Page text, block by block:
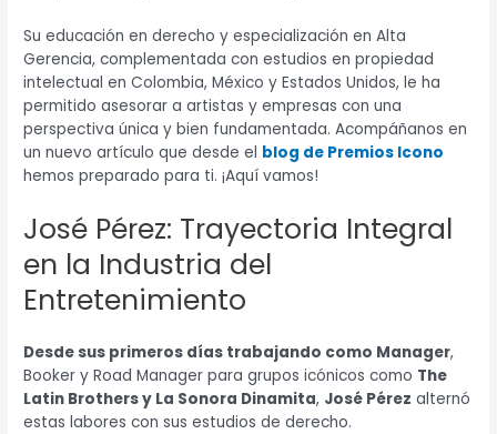
Su educación en derecho y especialización en Alta
Gerencia, complementada con estudios en propiedad
intelectual en Colombia, México y Estados Unidos, le ha
permitido asesorar a artistas y empresas con una
perspectiva única y bien fundamentada. Acompáñanos en
un nuevo artículo que desde el blog de Premios Icono
hemos preparado para ti. ¡Aquí vamos!
José Pérez: Trayectoria Integral
en la Industria del
Entretenimiento
Desde sus primeros días trabajando como Manager,
Booker y Road Manager para grupos icónicos como The
Latin Brothers y La Sonora Dinamita, José Pérez alternó
estas labores con sus estudios de derecho.